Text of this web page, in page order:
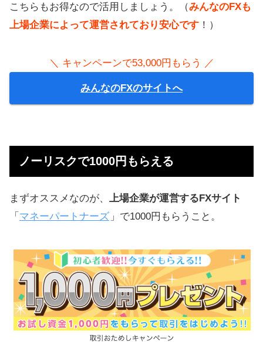
こちらもお得なので活用しましょう。（みんなのFXも
上場企業によって運営されており安心です ！）
＼ キャンペーンで53,000円もらう ／
みんなのFXのサイトへ
ノーリスクで1000円もらえる
まずオススメなのが、
上場企業が運営するFXサイト
「 マネーパートナーズ 」で1000円もらうこと。